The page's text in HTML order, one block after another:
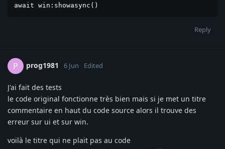
await win:showasync()
Reply
P prog1981 6 Jun Edited
J'ai fait des tests
le code original fonctionne très bien mais si je met un titre
commentaire en haut du code source alors il trouve des
erreur sur ui et sur win.
voilà le titre qui ne plait pas au code